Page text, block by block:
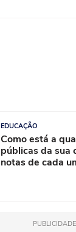
EDUCAÇÃO
Como está a
públicas da sua
notas de cada
PUBLICIDADE